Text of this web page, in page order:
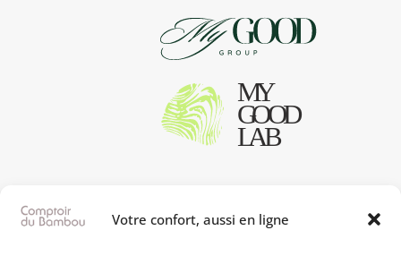
Votre confort, aussi en ligne